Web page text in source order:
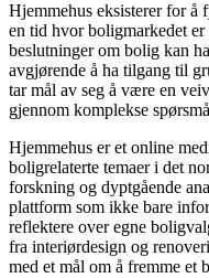
Hjemmehus eksisterer for
en tid hvor boligmarkedet
beslutninger om bolig kan
avgjørende å ha tilgang til
tar mål av seg å være en
gjennom komplekse
Hjemmehus er et online
boligrelaterte temaer i det
forskning og dyptgående
plattform som ikke bare
reflektere over egne
fra interiørdesign og
med et mål om å fremme et